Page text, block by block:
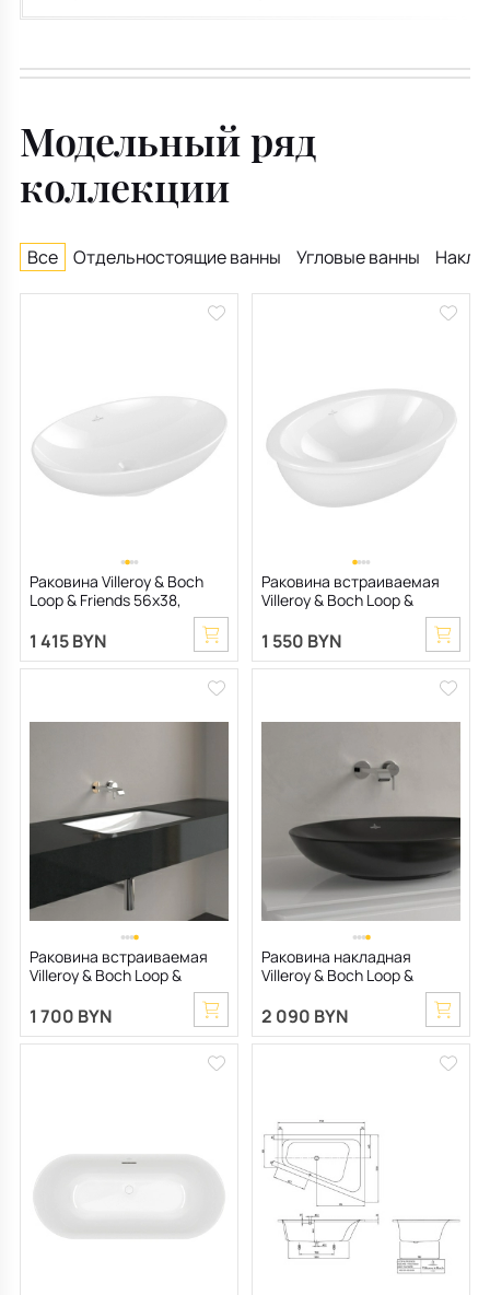
Модельный ряд
коллекции
Все Отдельностоящие ванны Угловые ванны
Раковина Villeroy & Boch
Loop & Friends 56х38,
CeramicPlus, TitanCeram
1 415 BYN
Раковина встраиваемая
Villeroy & Boch Loop &
Friends 56х38 4A550001, из
TitanCeram, белая
1 550 BYN
Раковина встраиваемая
Villeroy & Boch Loop &
Friends 61х38 4A580001, из
TitanCeram, белая
1 700 BYN
Раковина накладная
Villeroy & Boch Loop &
Friends 62х42, CeramicPlus,
4A4801I4, из TitanCeram,
графит
2 090 BYN